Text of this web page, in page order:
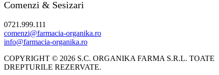
Comenzi & Sesizari
0721.999.111
comenzi@farmacia-organika.ro
info@farmacia-organika.ro
COPYRIGHT © 2026 S.C. ORGANIKA FARMA S.R.L. TOATE
DREPTURILE REZERVATE.